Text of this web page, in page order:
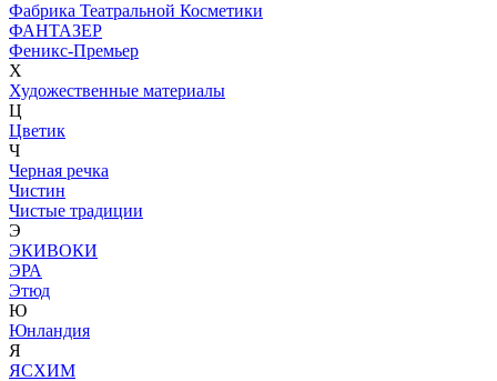
Фабрика Театральной Косметики
ФАНТАЗЕР
Феникс-Премьер
Х
Художественные материалы
Ц
Цветик
Ч
Черная речка
Чистин
Чистые традиции
Э
ЭКИВОКИ
ЭРА
Этюд
Ю
Юнландия
Я
ЯСХИМ